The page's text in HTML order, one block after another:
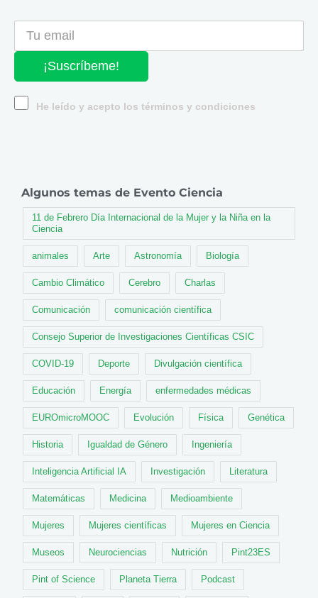
¡Suscríbeme!
He leído y acepto los términos y condiciones
Algunos temas de Evento Ciencia
11 de Febrero Día Internacional de la Mujer y la Niña en la
Ciencia
animales Arte Astronomía Biología
Cambio Climático Cerebro Charlas
Comunicación comunicación científica
Consejo Superior de Investigaciones Científicas CSIC
COVID-19 Deporte Divulgación científica
Educación Energía enfermedades médicas
EUROmicroMOOC Evolución Física Genética
Historia Igualdad de Género Ingeniería
Inteligencia Artificial IA Investigación Literatura
Matemáticas Medicina Medioambiente
Mujeres Mujeres científicas Mujeres en Ciencia
Museos Neurociencias Nutrición Pint23ES
Pint of Science Planeta Tierra Podcast